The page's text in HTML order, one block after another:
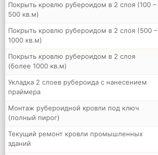
Покрыть кровлю рубероидом в 2 слоя (100 –
500 кв.м)
Покрыть кровлю рубероидом в 2 слоя (500 –
1000 кв.м)
Покрыть кровлю рубероидом в 2 слоя
(более 1000 кв.м)
Укладка 2 слоев рубероида с нанесением
праймера
Монтаж рубероидной кровли под ключ
(полный пирог)
Текущий ремонт кровли промышленных
зданий